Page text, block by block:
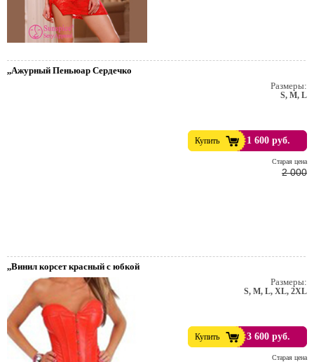
,,Ажурный Пеньюар Сердечко
Размеры:
S, M, L
Купить 1 600 руб.
Cтарая цена
2 000
,,Винил корсет красный с юбкой
Размеры:
S, M, L, XL, 2XL
Купить 3 600 руб.
Cтарая цена